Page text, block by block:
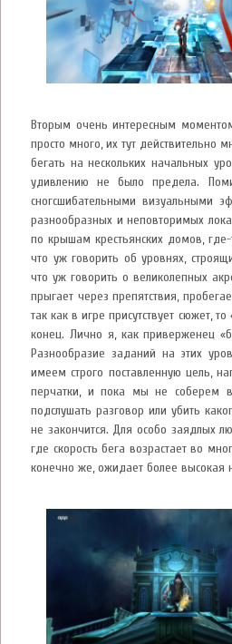
Вторым очень интересным
просто много, их тут действительно
бегать на нескольких начальных
удивлению не было предела.
сногсшибательными визуальными
разнообразных и неповторимых
по крышам крестьянских домов,
что уж говорить об уровнях,
что уж говорить о великолепных
прыгает через препятствия,
так как в игре присутствует сюжет,
конец. Лично я, как приверженец
Разнообразие заданий на этих
имеем строго поставленную цель,
перчатки, и пока мы не соберем
подслушать разговор или убить
не закончится. Для особо заядлых
где скорость бега возрастает во
конечно же, ожидает более высокая